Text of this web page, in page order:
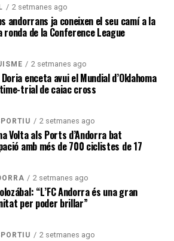
2 setmanes ago
andorrans ja coneixen el seu camí a la
de la Conference League
2 setmanes ago
enceta avui el Mundial d’Oklahoma
trial de caiac cross
2 setmanes ago
Volta als Ports d’Andorra bat
amb més de 700 ciclistes de 17
2 setmanes ago
“L’FC Andorra és una gran
per poder brillar”
2 setmanes ago